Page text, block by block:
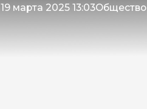
19 марта 2025 13:03Общество